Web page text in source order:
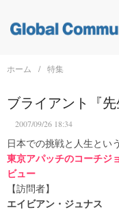
ホーム 特集
ブライアント『
2007/09/26 18:34
日本での挑戦と人生とい
東京アパッチのコーチジ
ビュー
【訪問者】
エイビアン・ジュナス